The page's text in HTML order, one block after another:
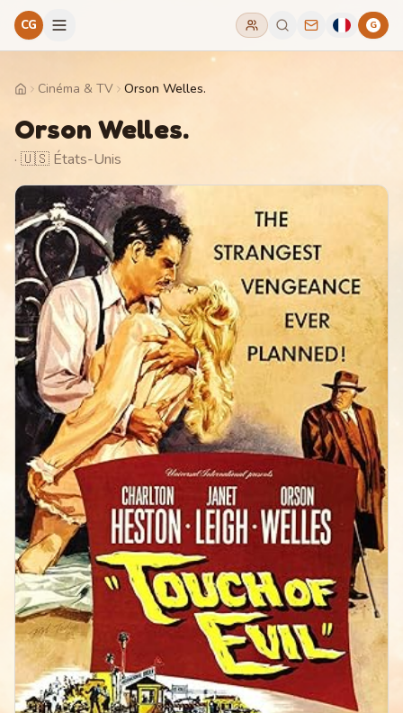
CG G
HomeCinéma & TV Orson Welles.
Orson Welles.
· 🇺🇸 États-Unis